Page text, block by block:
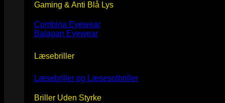
Gaming & Anti Blå Lys
Combina Eyewear
Balagan Eyewear
Læsebriller
Læsebriller og Læsesolbriller
Briller Uden Styrke